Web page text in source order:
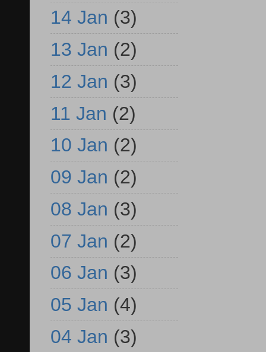
14 Jan (3)
13 Jan (2)
12 Jan (3)
11 Jan (2)
10 Jan (2)
09 Jan (2)
08 Jan (3)
07 Jan (2)
06 Jan (3)
05 Jan (4)
04 Jan (3)